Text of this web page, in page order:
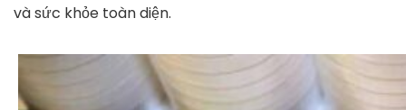
và sức khỏe toàn diện.